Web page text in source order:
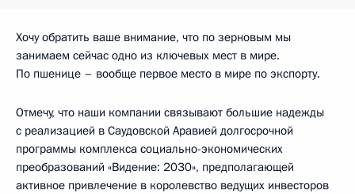
Хочу обратить ваше внимание, что по зерновым мы
занимаем сейчас одно из ключевых мест в мире.
По пшенице – вообще первое место в мире по экспорту.
Отмечу, что наши компании связывают большие надежды
с реализацией в Саудовской Аравией долгосрочной
программы комплекса социально-экономических
преобразований «Видение: 2030», предполагающей
активное привлечение в королевство ведущих инвесторов